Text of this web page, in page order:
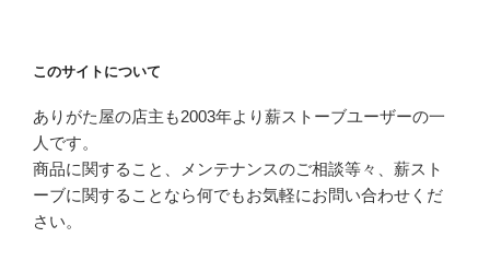
このサイトについて
ありがた屋の店主も2003年より薪ストーブユーザーの一
人です。
商品に関すること、メンテナンスのご相談等々、薪スト
ーブに関することなら何でもお気軽にお問い合わせくだ
さい。